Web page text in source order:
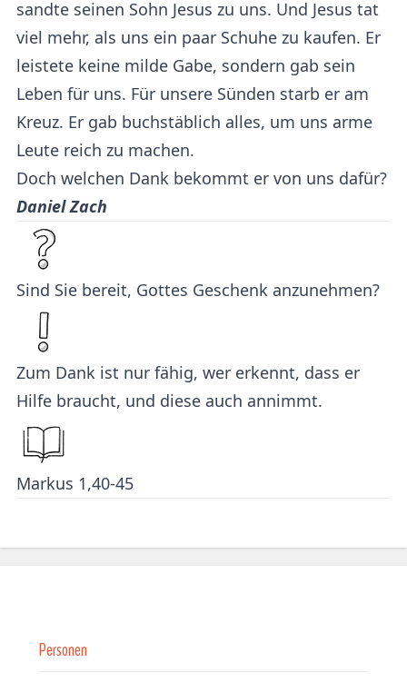
sand­te sei­nen Sohn Jesus zu uns. Und Jesus tat
viel mehr, als uns ein paar Schu­he zu kau­fen. Er
leistete keine milde Gabe, son­dern gab sein
Leben für uns. Für un­se­re Sün­den starb er am
Kreuz. Er gab buch­stäb­lich alles, um uns arme
Leute reich zu machen.
Doch wel­chen Dank be­kommt er von uns dafür?
Daniel Zach
Sind Sie bereit, Gottes Geschenk anzunehmen?
Zum Dank ist nur fähig, wer erkennt, dass er
Hilfe braucht, und diese auch annimmt.
Markus 1,40-45
Personen